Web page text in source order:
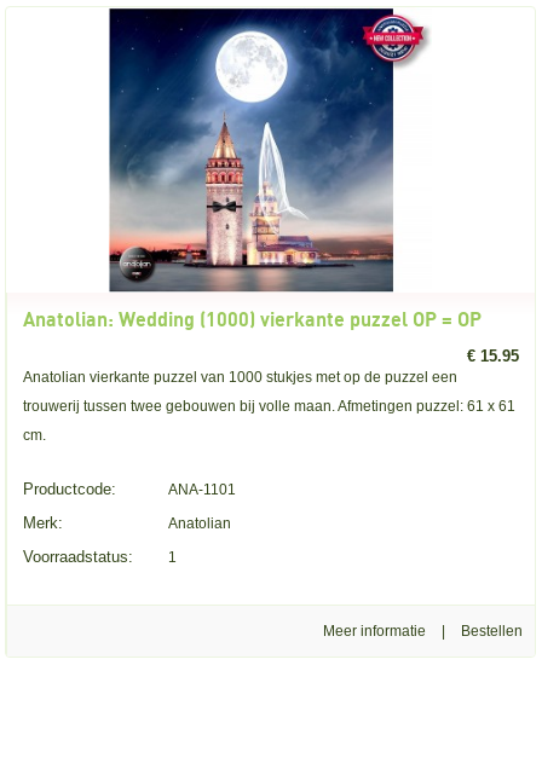
Anatolian: Wedding (1000) vierkante puzzel OP = OP
€ 15.95
Anatolian vierkante puzzel van 1000 stukjes met op de puzzel een
trouwerij tussen twee gebouwen bij volle maan. Afmetingen puzzel: 61 x 61
cm.
Productcode: ANA-1101
Merk: Anatolian
Voorraadstatus: 1
Meer informatie